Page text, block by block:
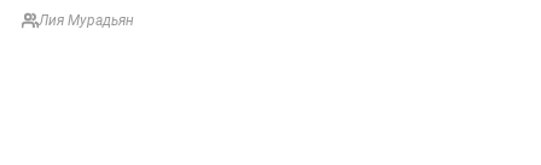
Лия Мурадьян